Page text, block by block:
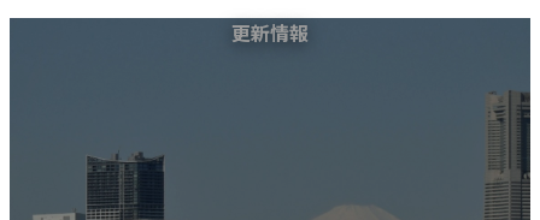
更新情報